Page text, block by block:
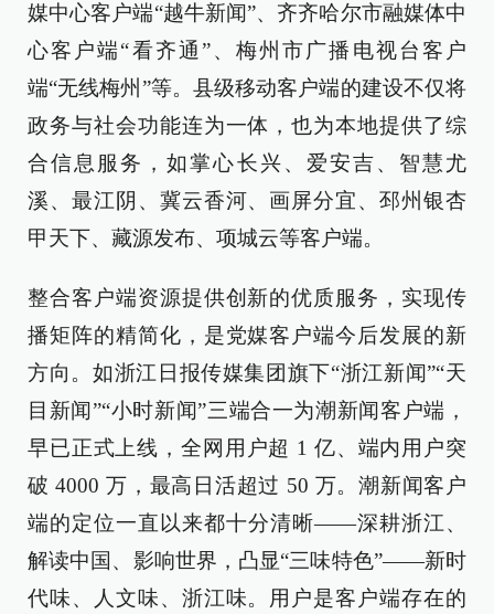
媒中心客户端“越牛新闻”、齐齐哈尔市融媒体中
心客户端“看齐通”、梅州市广播电视台客户
端“无线梅州”等。县级移动客户端的建设不仅将
政务与社会功能连为一体，也为本地提供了综
合信息服务，如掌心长兴、爱安吉、智慧尤
溪、最江阴、冀云香河、画屏分宜、邳州银杏
甲天下、藏源发布、项城云等客户端。
整合客户端资源提供创新的优质服务，实现传
播矩阵的精简化，是党媒客户端今后发展的新
方向。如浙江日报传媒集团旗下“浙江新闻”“天
目新闻”“小时新闻”三端合一为潮新闻客户端，
早已正式上线，全网用户超 1 亿、端内用户突
破 4000 万，最高日活超过 50 万。潮新闻客户
端的定位一直以来都十分清晰——深耕浙江、
解读中国、影响世界，凸显“三味特色”——新时
代味、人文味、浙江味。用户是客户端存在的